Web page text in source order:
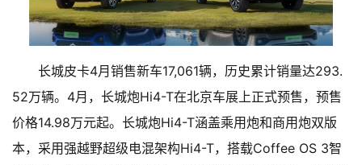
长城皮卡4月销售新车17,061辆，历史累计销量达293.
52万辆。4月，长城炮Hi4-T在北京车展上正式预售，预售
价格14.98万元起。长城炮Hi4-T涵盖乘用炮和商用炮双版
本，采用强越野超级电混架构Hi4-T，搭载Coffee OS 3智